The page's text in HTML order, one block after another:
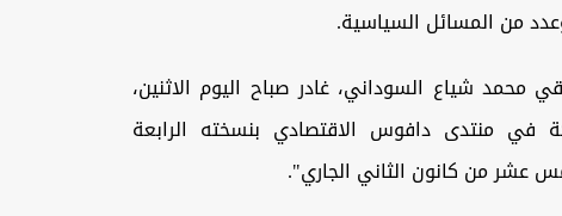
من المسائل السياسية.
محمد شياع السوداني، غادر صباح اليوم الاثنين،
في منتدى دافوس الاقتصادي بنسخته الرابعة
عشر من كانون الثاني الجاري".